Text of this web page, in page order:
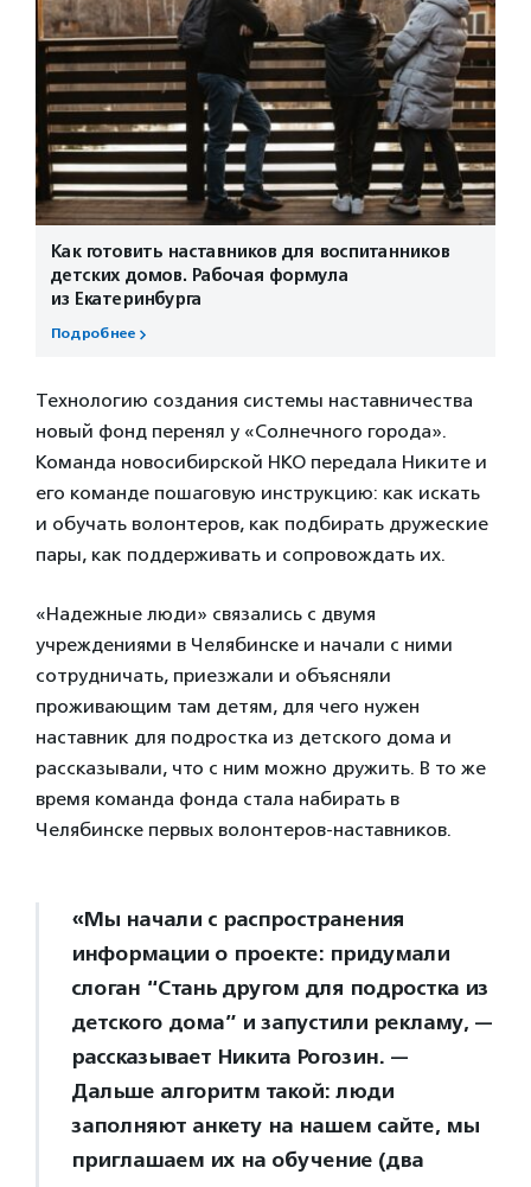
Как готовить наставников для воспитанников
детских домов. Рабочая формула
из Екатеринбурга
Подробнее
Технологию создания системы наставничества
новый фонд перенял у «Солнечного города».
Команда новосибирской НКО передала Никите и
его команде пошаговую инструкцию: как искать
и обучать волонтеров, как подбирать дружеские
пары, как поддерживать и сопровождать их.
«Надежные люди» связались с двумя
учреждениями в Челябинске и начали с ними
сотрудничать, приезжали и объясняли
проживающим там детям, для чего нужен
наставник для подростка из детского дома и
рассказывали, что с ним можно дружить. В то же
время команда фонда стала набирать в
Челябинске первых волонтеров-наставников.
«Мы начали с распространения
информации о проекте: придумали
слоган “Стань другом для подростка из
детского дома” и запустили рекламу, —
рассказывает Никита Рогозин. —
Дальше алгоритм такой: люди
заполняют анкету на нашем сайте, мы
приглашаем их на обучение (два